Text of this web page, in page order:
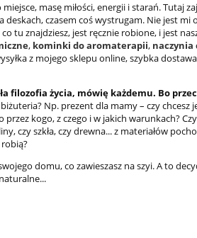
masę miłości, energii i starań. Tutaj
deskach, czasem coś wystrugam. Nie jest mi
tu znajdziesz, jest ręcznie robione, i jest
, kominki do aromaterapii, naczynia
z mojego sklepu online, szybka
filozofia życia, mówię każdemu. Bo
Np. prezent dla mamy – czy chcesz
kogo, z czego i w jakich warunkach?
czy szkła, czy drewna... z materiałów
domu, co zawieszasz na szyi. A to